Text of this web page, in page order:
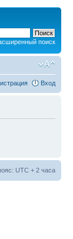
поиск
Вход
UTC + 2 часа